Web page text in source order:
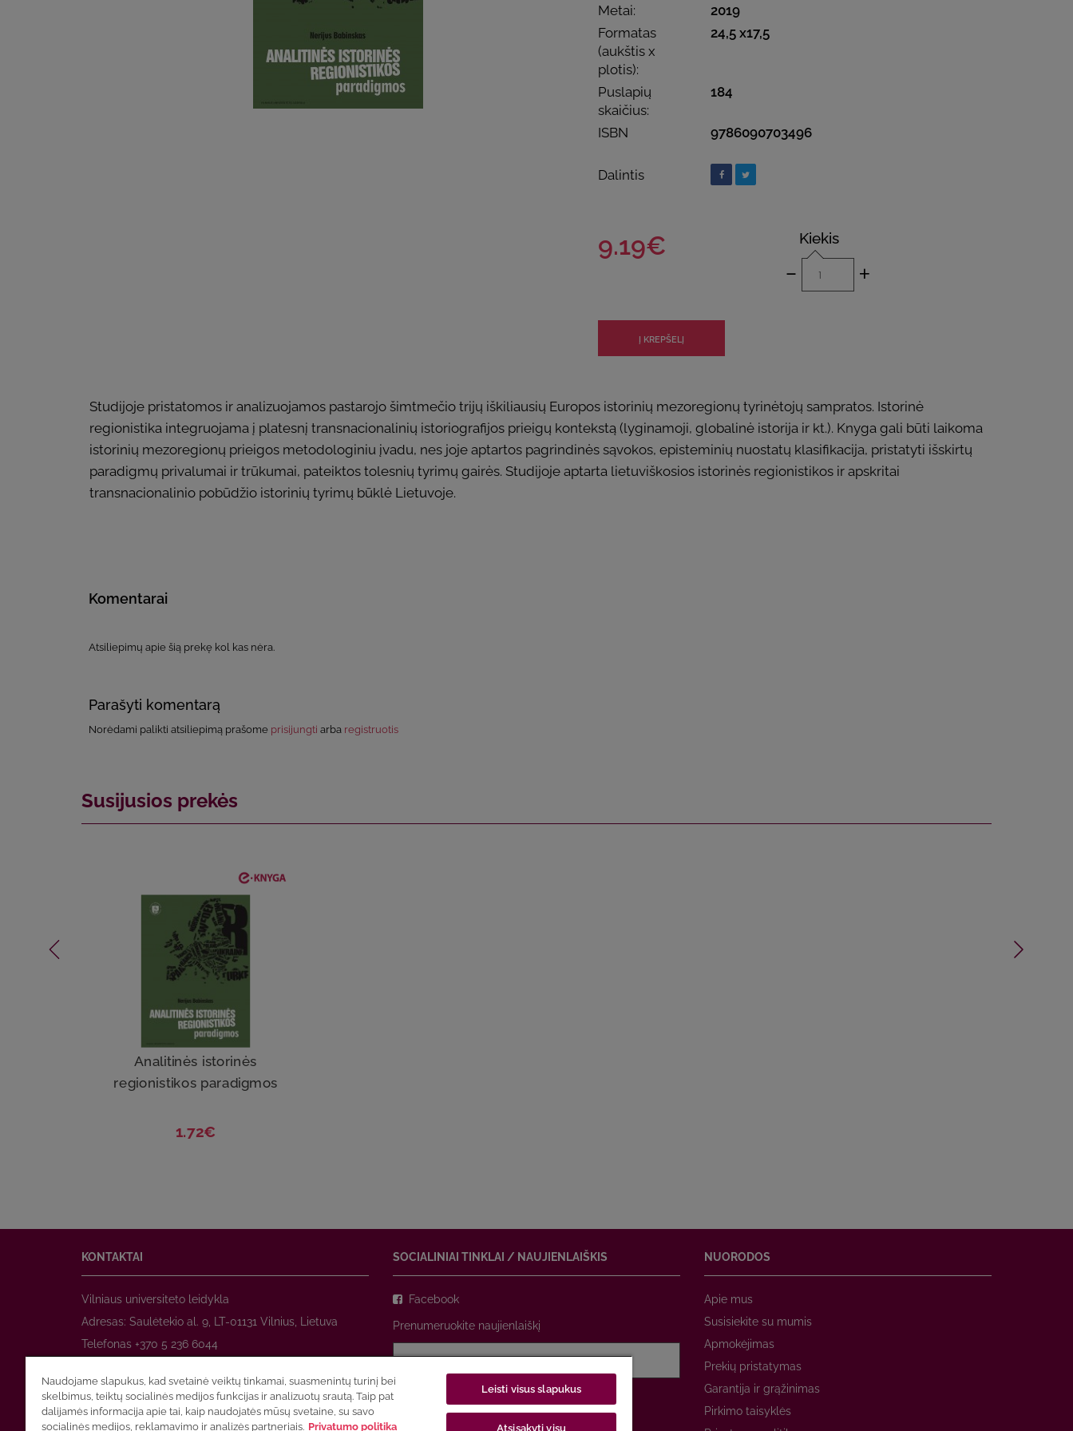
Metai:
2019
Formatas
(aukštis x
plotis):
24,5 x17,5
Puslapių
skaičius:
184
ISBN 9786090703496
Dalintis
9.19€ Kiekis
- +
Studijoje pristatomos ir analizuojamos pastarojo šimtmečio trijų iškiliausių Europos istorinių mezoregionų tyrinėtojų sampratos. Istorinė
regionistika integruojama į platesnį transnacionalinių istoriografijos prieigų kontekstą (lyginamoji, globalinė istorija ir kt.). Knyga gali būti laikoma
istorinių mezoregionų prieigos metodologiniu įvadu, nes joje aptartos pagrindinės sąvokos, episteminių nuostatų klasifikacija, pristatyti išskirtų
paradigmų privalumai ir trūkumai, pateiktos tolesnių tyrimų gairės. Studijoje aptarta lietuviškosios istorinės regionistikos ir apskritai
transnacionalinio pobūdžio istorinių tyrimų būklė Lietuvoje.
Komentarai
Atsiliepimų apie šią prekę kol kas nėra.
Parašyti komentarą
Norėdami palikti atsiliepimą prašome prisijungti arba registruotis
Susijusios prekės
Analitinės istorinės
regionistikos paradigmos
1.72€
KONTAKTAI
Vilniaus universiteto leidykla
Adresas: Saulėtekio al. 9, LT-01131 Vilnius, Lietuva
Telefonas +370 5 236 6044
El. paštasprekyba@leidykla.vu.lt
www.zurnalai.vu.lt
SOCIALINIAI TINKLAI / NAUJIENLAIŠKIS
Facebook
Prenumeruokite naujienlaiškį
privatumo politika
NUORODOS
Apie mus
Susisiekite su mumis
Apmokėjimas
Prekių pristatymas
Garantija ir grąžinimas
Pirkimo taisyklės
Naudojame slapukus, kad svetainė veiktų tinkamai, suasmenintų turinį bei
skelbimus, teiktų socialinės medijos funkcijas ir analizuotų srautą. Taip pat
dalijamės informacija apie tai, kaip naudojatės mūsų svetaine, su savo
socialinės medijos, reklamavimo ir analizės partneriais. Privatumo politika
Leisti visus slapukus
Atsisakyti visų